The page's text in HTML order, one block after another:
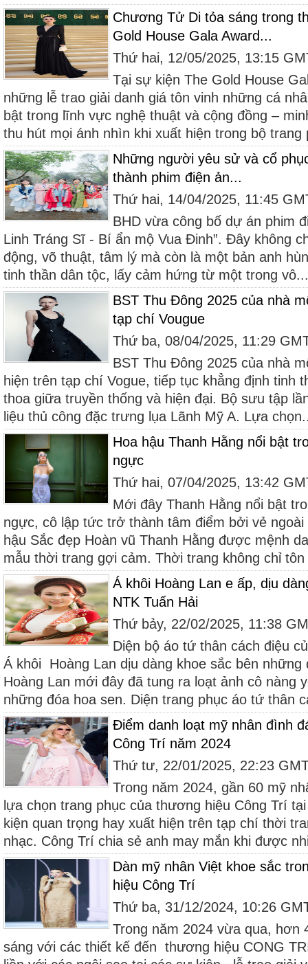
Chương Tử Di tỏa sáng trong
Gold House Gala Award...
Thứ hai, 12/05/2025, 13:15
Tại sự kiện The Gold House
những lễ trao giải danh giá tôn vinh những cá
bật trong lĩnh vực nghệ thuật và cộng đồng –
thu hút mọi ánh nhìn khi xuất hiện trong bộ trang
Những người yêu sử và cổ
thành phim điện ản...
Thứ hai, 14/04/2025, 11:45
BHD vừa công bố dự án phim
Linh Tráng Sĩ - Bí ẩn mộ Vua Đinh”. Đây không
động, võ thuật, tâm lý mà còn là một bản anh
tinh thần dân tộc, lấy cảm hứng từ một trong vô...
BST Thu Đông 2025 của nhà
tạp chí Vougue
Thứ ba, 08/04/2025, 11:29
BST Thu Đông 2025 của nhà
hiện trên tạp chí Vogue, tiếp tục khẳng định tinh
thoa giữa truyền thống và hiện đại. Bộ sưu tập
liệu thủ công đặc trưng lụa Lãnh Mỹ A. Lựa
Hoa hậu Thanh Hằng nổi bật
ngực
Thứ hai, 07/04/2025, 13:42
Mới đây Thanh Hằng nổi bật
ngực, cô lập tức trở thành tâm điểm bởi vẻ
hậu Sắc đẹp Hoàn vũ Thanh Hằng được mệnh
mẫu thời trang gợi cảm. Thời trang không chỉ tôn
Á khôi Hoàng Lan e ấp, dịu
NTK Tuấn Hải
Thứ bảy, 22/02/2025, 11:38
Diện bộ áo tứ thân cách điệu
Á khôi Hoàng Lan dịu dàng khoe sắc bên những
Hoàng Lan mới đây đã tung ra loạt ảnh cô nàng
những đóa hoa sen. Diện trang phục áo tứ thân
Điểm danh loạt mỹ nhân đình
Công Trí năm 2024
Thứ tư, 22/01/2025, 22:23
Trong năm 2024, gần 60 mỹ
lựa chọn trang phục của thương hiệu Công Trí
kiện quan trọng hay xuất hiện trên tạp chí thời
nhạc. Công Trí chia sẻ anh may mắn khi được
Dàn mỹ nhân Việt khoe sắc
hiệu Công Trí
Thứ ba, 31/12/2024, 10:26
Trong năm 2024 vừa qua, hơn
sáng với các thiết kế đến thương hiệu CONG